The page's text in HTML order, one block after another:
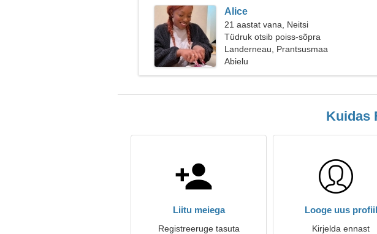
Alice
21 aastat vana, Neitsi
Tüdruk otsib poiss-sõpra
Landerneau, Prantsusmaa
Abielu
Kuidas
Liitu meiega
Registreeruge tasuta
Looge uus profiil
Kirjelda ennast